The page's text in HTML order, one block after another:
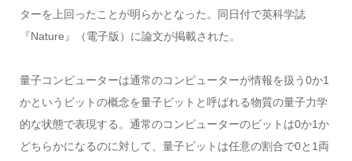
ターを上回ったことが明らかとなった。同日付で英科学誌
『Nature』（電子版）に論文が掲載された。
量子コンピューターは通常のコンピューターが情報を扱う0か1
かというビットの概念を量子ビットと呼ばれる物質の量子力学
的な状態で表現する。通常のコンピューターのビットは0か1か
どちらかになるのに対して、量子ビットは任意の割合で0と1両